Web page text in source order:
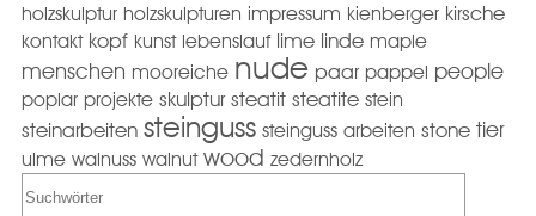
holzskulptur holzskulpturen impressum kienberger kirsche
kontakt kopf kunst lebenslauf lime linde maple
menschen mooreiche nude paar pappel people
poplar projekte skulptur steatit steatite stein
steinarbeiten steinguss steinguss arbeiten stone tier
ulme walnuss walnut wood zedernholz